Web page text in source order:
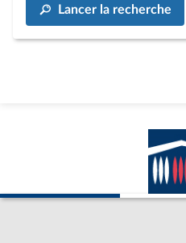
Lancer la recherche